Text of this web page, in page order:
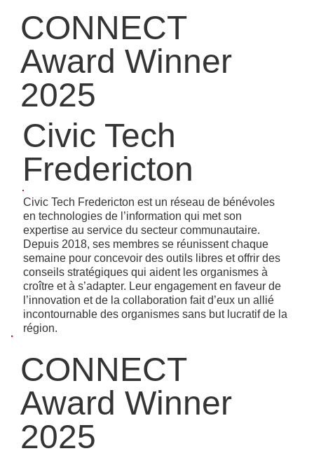
CONNECT
Award Winner
2025
Civic Tech
Fredericton
Civic Tech Fredericton est un réseau de bénévoles
en technologies de l’information qui met son
expertise au service du secteur communautaire.
Depuis 2018, ses membres se réunissent chaque
semaine pour concevoir des outils libres et offrir des
conseils stratégiques qui aident les organismes à
croître et à s’adapter. Leur engagement en faveur de
l’innovation et de la collaboration fait d’eux un allié
incontournable des organismes sans but lucratif de la
région.
CONNECT
Award Winner
2025